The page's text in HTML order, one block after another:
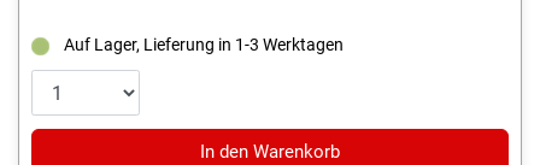
Auf Lager, Lieferung in 1-3 Werktagen
In den Warenkorb